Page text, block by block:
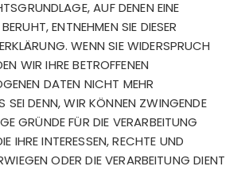
AUF DENEN EINE
ENTNEHMEN SIE DIESER
WENN SIE WIDERSPRUCH
WIR IHRE BETROFFENEN
DATEN NICHT MEHR
SEI DENN, WIR KÖNNEN ZWINGENDE
GRÜNDE FÜR DIE VERARBEITUNG
IHRE INTERESSEN, RECHTE UND
ODER DIE VERARBEITUNG DIENT